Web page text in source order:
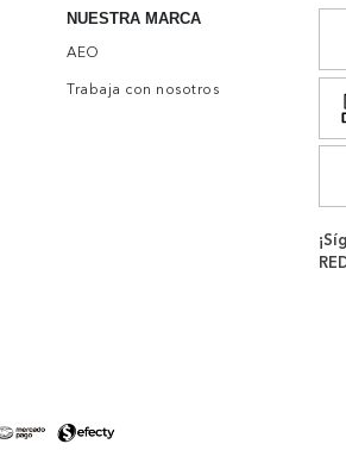
NUESTRA MARCA
AEO
Trabaja con nosotros